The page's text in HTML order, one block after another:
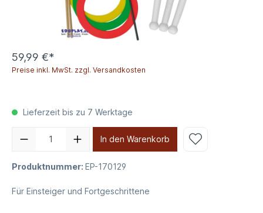
59,99 €*
Preise inkl. MwSt. zzgl. Versandkosten
Lieferzeit bis zu 7 Werktage
In den Warenkorb
Produktnummer: EP-170129
Für Einsteiger und Fortgeschrittene